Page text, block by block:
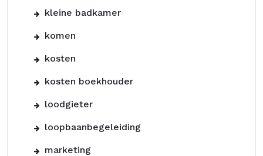
kleine badkamer
komen
kosten
kosten boekhouder
loodgieter
loopbaanbegeleiding
marketing